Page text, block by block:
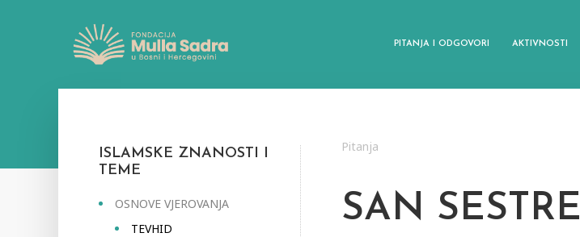
PITANJA I ODGOVORI AKTIVNOSTI
ISLAMSKE ZNANOSTI I
TEME
OSNOVE VJEROVANJA
TEVHID
Pitanja
SAN SESTRE